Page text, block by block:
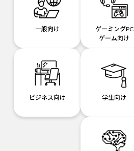
一般向け
ゲーミングPC
ゲーム向け
ビジネス向け 学生向け